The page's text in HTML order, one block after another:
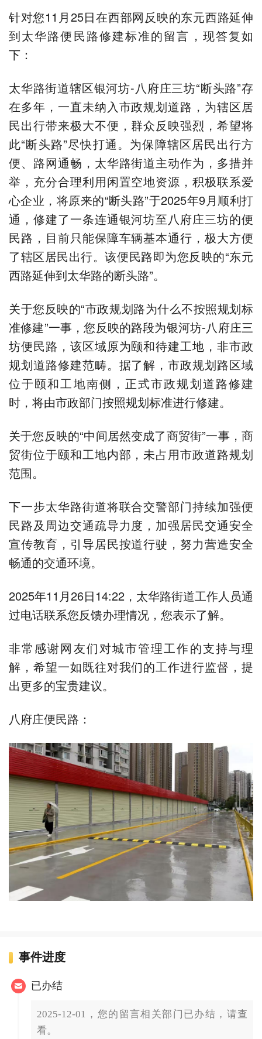
针对您11月25日在西部网反映的东元西路延伸
到太华路便民路修建标准的留言，现答复如
下：
太华路街道辖区银河坊-八府庄三坊“断头路”存
在多年，一直未纳入市政规划道路，为辖区居
民出行带来极大不便，群众反映强烈，希望将
此“断头路”尽快打通。为保障辖区居民出行方
便、路网通畅，太华路街道主动作为，多措并
举，充分合理利用闲置空地资源，积极联系爱
心企业，将原来的“断头路”于2025年9月顺利打
通，修建了一条连通银河坊至八府庄三坊的便
民路，目前只能保障车辆基本通行，极大方便
了辖区居民出行。该便民路即为您反映的“东元
西路延伸到太华路的断头路”。
关于您反映的“市政规划路为什么不按照规划标
准修建”一事，您反映的路段为银河坊-八府庄三
坊便民路，该区域原为颐和待建工地，非市政
规划道路修建范畴。据了解，市政规划路区域
位于颐和工地南侧，正式市政规划道路修建
时，将由市政部门按照规划标准进行修建。
关于您反映的“中间居然变成了商贸街”一事，商
贸街位于颐和工地内部，未占用市政道路规划
范围。
下一步太华路街道将联合交警部门持续加强便
民路及周边交通疏导力度，加强居民交通安全
宣传教育，引导居民按道行驶，努力营造安全
畅通的交通环境。
2025年11月26日14:22，太华路街道工作人员通
过电话联系您反馈办理情况，您表示了解。
非常感谢网友们对城市管理工作的支持与理
解，希望一如既往对我们的工作进行监督，提
出更多的宝贵建议。
八府庄便民路：
事件进度
已办结
2025-12-01，您的留言相关部门已办结，请查
看。